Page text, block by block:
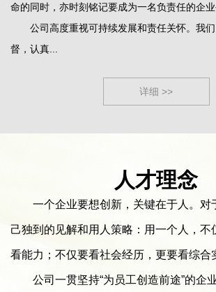
命的同时，亦时刻铭记要成为一名负责任的企业
公司高度重视可持续发展和责任关怀。我们
督，认真...
详细 >>
人才理念
一个企业要想创新，关键在于人。对
己独到的见解和用人策略：用一个人，不
看能力；不仅要看社会经历，更要看综合
公司一贯坚持“为员工创造前途”的企